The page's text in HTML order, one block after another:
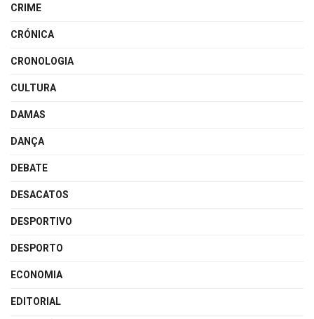
CRIME
CRÓNICA
CRONOLOGIA
CULTURA
DAMAS
DANÇA
DEBATE
DESACATOS
DESPORTIVO
DESPORTO
ECONOMIA
EDITORIAL